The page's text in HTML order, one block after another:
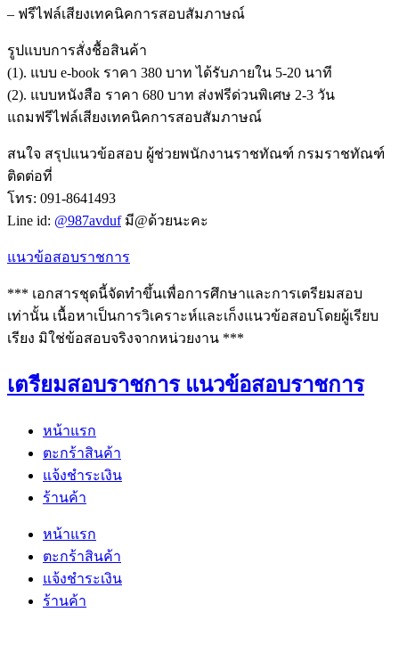
– ฟรีไฟล์เสียงเทคนิคการสอบสัมภาษณ์
รูปแบบการสั่งชื้อสินค้า
(1). แบบ e-book ราคา 380 บาท ได้รับภายใน 5-20 นาที
(2). แบบหนังสือ ราคา 680 บาท ส่งฟรีด่วนพิเศษ 2-3 วัน
แถมฟรีไฟล์เสียงเทคนิคการสอบสัมภาษณ์
สนใจ สรุปแนวข้อสอบ ผู้ช่วยพนักงานราชทัณฑ์ กรมราชทัณฑ์
ติดต่อที่
โทร: 091-8641493
Line id: @987avdufมี@ด้วยนะคะ
แนวข้อสอบราชการ
*** เอกสารชุดนี้จัดทำขึ้นเพื่อการศึกษาและการเตรียมสอบ
เท่านั้น เนื้อหาเป็นการวิเคราะห์และเก็งแนวข้อสอบโดยผู้เรียบ
เรียง มิใช่ข้อสอบจริงจากหน่วยงาน ***
เตรียมสอบราชการ แนวข้อสอบราชการ
หน้าแรก
ตะกร้าสินค้า
แจ้งชำระเงิน
ร้านค้า
หน้าแรก
ตะกร้าสินค้า
แจ้งชำระเงิน
ร้านค้า